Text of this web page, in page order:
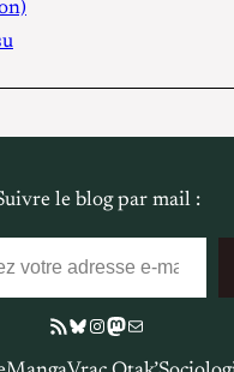
le blog par mail :
Flux RSSBluesky
Instagram
Mastodon
E-mail